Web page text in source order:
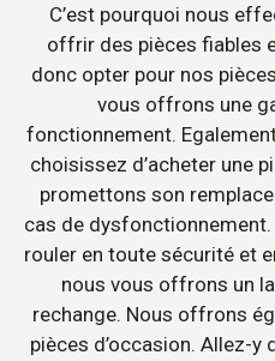
C’est pourquoi nous
offrir des pièces fiables
donc opter pour nos
vous offrons une
fonctionnement.
choisissez d’acheter une
promettons son
cas de
rouler en toute sécurité et
nous vous offrons un
rechange. Nous offrons
pièces d’occasion. Allez-